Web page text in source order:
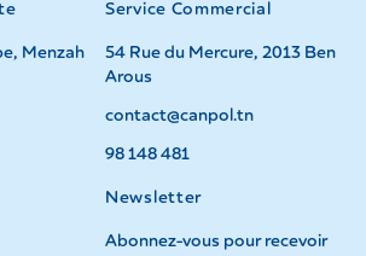
Menzah
Service Commercial
54 Rue du Mercure, 2013 Ben
Arous
contact@canpol.tn
98 148 481
Newsletter
Abonnez-vous pour recevoir